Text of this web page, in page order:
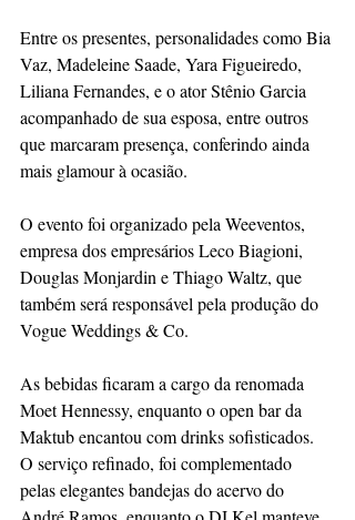
Entre os presentes, personalidades como Bia
Vaz, Madeleine Saade, Yara Figueiredo,
Liliana Fernandes, e o ator Stênio Garcia
acompanhado de sua esposa, entre outros
que marcaram presença, conferindo ainda
mais glamour à ocasião.
O evento foi organizado pela Weeventos,
empresa dos empresários Leco Biagioni,
Douglas Monjardin e Thiago Waltz, que
também será responsável pela produção do
Vogue Weddings & Co.
As bebidas ficaram a cargo da renomada
Moet Hennessy, enquanto o open bar da
Maktub encantou com drinks sofisticados.
O serviço refinado, foi complementado
pelas elegantes bandejas do acervo do